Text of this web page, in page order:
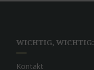
WICHTIG, WICHTIG:
Kontakt